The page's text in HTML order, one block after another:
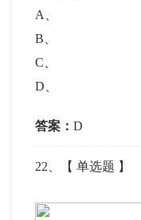
A
B
C
D
答案：D
22 、【单选题 】